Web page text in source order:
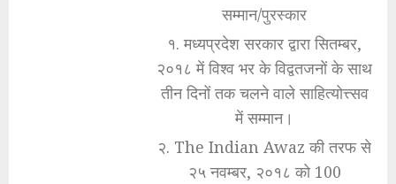
सम्मान/पुरस्कार
१. मध्यप्रदेश सरकार द्वारा सितम्बर,
२०१८ में विश्व भर के विद्वतजनों के साथ
तीन दिनों तक चलने वाले साहित्योत्त्सव
में सम्मान।
२. The Indian Awaz की तरफ से
२५ नवम्बर, २०१८ को 100